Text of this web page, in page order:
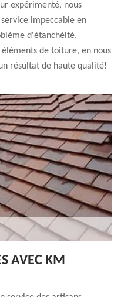
expérimenté, nous
impeccable en
d'étanchéité,
de toiture, en nous
résultat de haute qualité!
AVEC KM